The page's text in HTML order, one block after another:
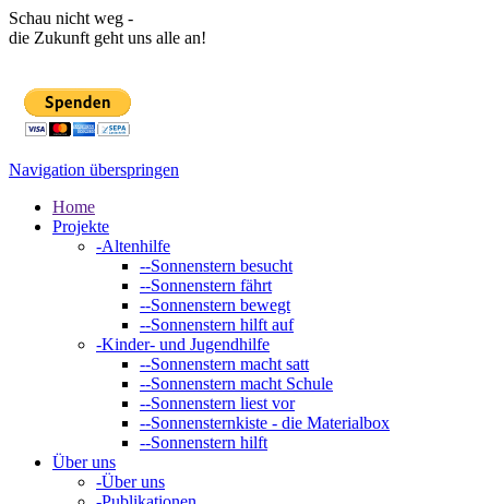
Schau nicht weg -
die Zukunft geht uns alle an!
Navigation überspringen
Home
Projekte
-Altenhilfe
--Sonnenstern besucht
--Sonnenstern fährt
--Sonnenstern bewegt
--Sonnenstern hilft auf
-Kinder- und Jugendhilfe
--Sonnenstern macht satt
--Sonnenstern macht Schule
--Sonnenstern liest vor
--Sonnensternkiste - die Materialbox
--Sonnenstern hilft
Über uns
-Über uns